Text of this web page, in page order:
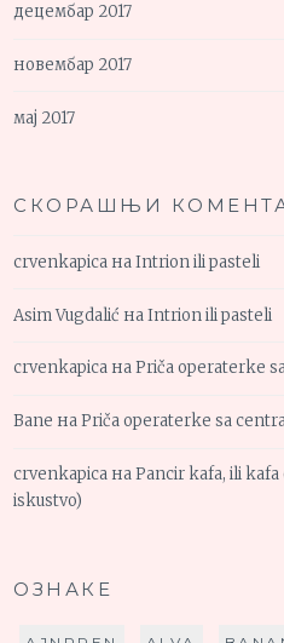
децембар 2017
новембар 2017
мај 2017
СКОРАШЊИ
crvenkapica наIntrion ili pasteli
Asim Vugdalić наIntrion ili pasteli
crvenkapica наPriča operaterke
Bane наPriča operaterke sa
crvenkapica наPancir kafa, ili
iskustvo)
ОЗНАКЕ